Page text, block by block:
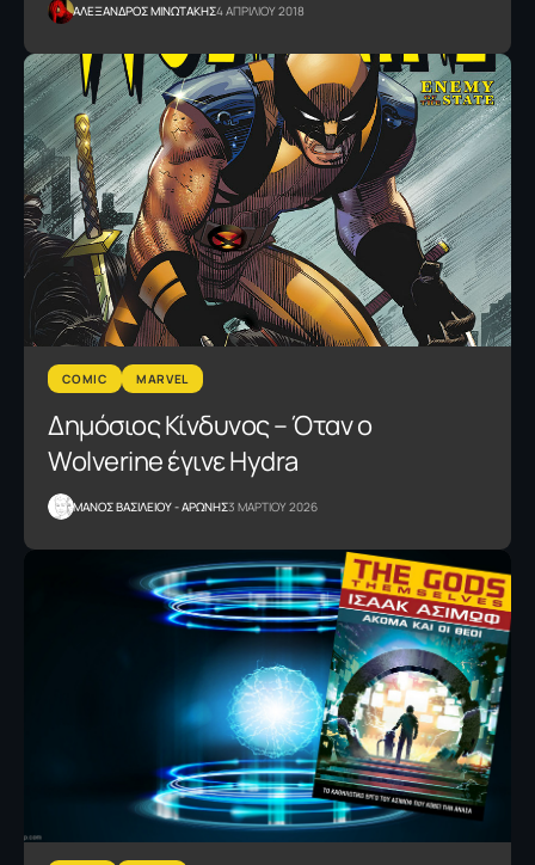
ΑΛΕΞΑΝΔΡΟΣ ΜΙΝΩΤΑΚΗΣ4 ΑΠΡΙΛΙΟΥ 2018
COMIC MARVEL
Δημόσιος Κίνδυνος – Όταν ο
Wolverine έγινε Hydra
ΜΑΝΟΣ ΒΑΣΙΛΕΙΟΥ - ΑΡΩΝΗΣ3 ΜΑΡΤΙΟΥ 2026